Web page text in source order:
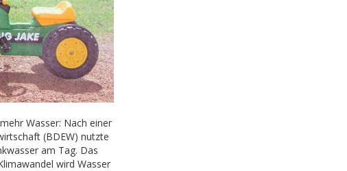
Wasser: Nach einer
(BDEW) nutzte
am Tag. Das
wird Wasser